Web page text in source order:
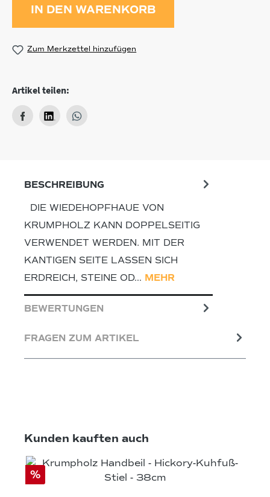
IN DEN WARENKORB
Zum Merkzettel hinzufügen
Artikel teilen:
BESCHREIBUNG
DIE WIEDEHOPFHAUE VON
KRUMPHOLZ KANN DOPPELSEITIG
VERWENDET WERDEN. MIT DER
KANTIGEN SEITE LASSEN SICH
ERDREICH, STEINE OD… MEHR
BEWERTUNGEN
FRAGEN ZUM ARTIKEL
Produktgalerie überspringen
Kunden kauften auch
%